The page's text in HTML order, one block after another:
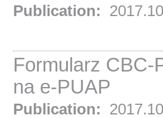
Publication:
Formularz CBC-
na e-PUAP
Publication: